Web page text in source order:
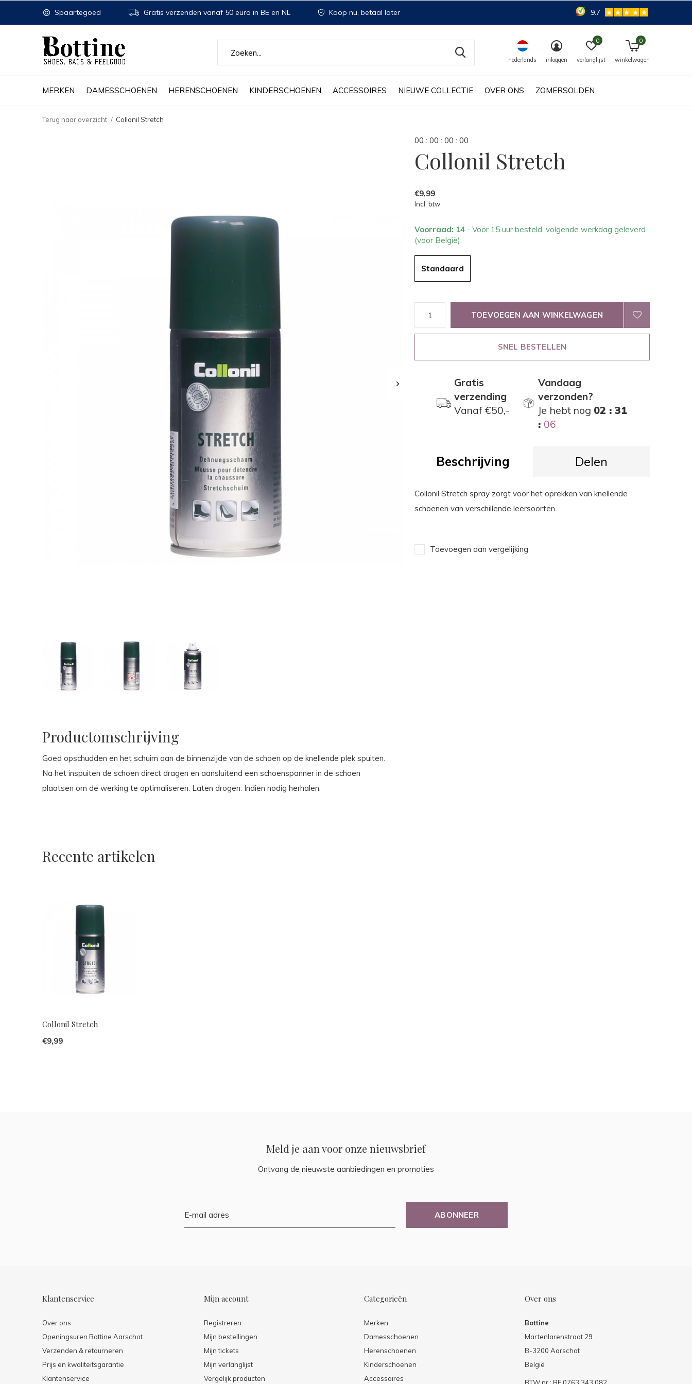
MERKEN DAMESSCHOENEN HERENSCHOENEN KINDERSCHOENEN ACCESSOIRES NIEUWE COLLECTIE OVER ONS ZOMERSOLDEN
nederlands inloggen verlanglijst
0
winkelwagen
0
Spaartegoed Gratis verzenden vanaf 50 euro in BE en NL Koop nu, betaal later 9.7
Terug naar overzicht Collonil Stretch
00 : 00 : 00 : 00
Collonil Stretch
€9,99
Incl. btw
Voorraad: 14 - Voor 15 uur besteld, volgende werkdag geleverd
(voor België).
Standaard
TOEVOEGEN AAN WINKELWAGEN
SNEL BESTELLEN
Gratis
verzending
Vanaf €50,-
Vandaag
verzonden?
Je hebt nog 02 : 31
: 06
Beschrijving Delen
Collonil Stretch spray zorgt voor het oprekken van knellende
schoenen van verschillende leersoorten.
Toevoegen aan vergelijking
Productomschrijving
Goed opschudden en het schuim aan de binnenzijde van de schoen op de knellende plek spuiten.
Na het inspuiten de schoen direct dragen en aansluitend een schoenspanner in de schoen
plaatsen om de werking te optimaliseren. Laten drogen. Indien nodig herhalen.
Recente artikelen
Collonil Stretch
€9,99
Meld je aan voor onze nieuwsbrief
Ontvang de nieuwste aanbiedingen en promoties
ABONNEER
Klantenservice
Over ons
Openingsuren Bottine Aarschot
Verzenden & retourneren
Prijs en kwaliteitsgarantie
Klantenservice
Mijn account
Registreren
Mijn bestellingen
Mijn tickets
Mijn verlanglijst
Vergelijk producten
Categorieën
Merken
Damesschoenen
Herenschoenen
Kinderschoenen
Accessoires
Over ons
Bottine
Martenlarenstraat 29
B-3200 Aarschot
België